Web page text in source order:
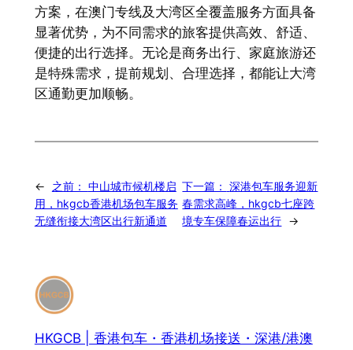
方案，在澳门专线及大湾区全覆盖服务方面具备
显著优势，为不同需求的旅客提供高效、舒适、
便捷的出行选择。无论是商务出行、家庭旅游还
是特殊需求，提前规划、合理选择，都能让大湾
区通勤更加顺畅。
← 之前： 中山城市候机楼启
用，hkgcb香港机场包车服务
无缝衔接大湾区出行新通道
下一篇：
深港包车服务迎新
春需求高峰，hkgcb七座跨
境专车保障春运出行 →
HKGCB | 香港包车・香港机场接送・深港/港澳